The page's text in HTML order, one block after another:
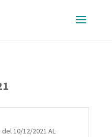
10/12/2021 AL